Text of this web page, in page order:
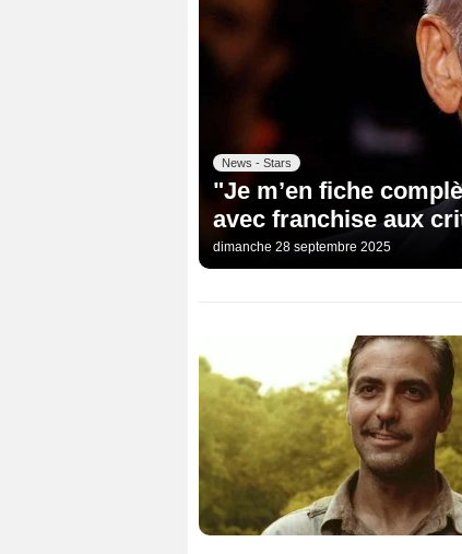
News - Stars
"Je m’en fiche
avec franchise aux
dimanche 28 septembre 2025